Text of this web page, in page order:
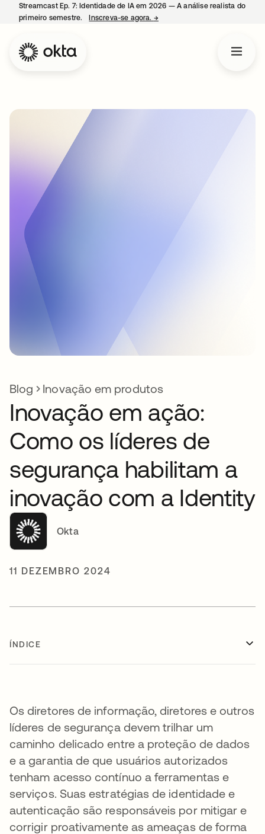
Streamcast Ep. 7: Identidade de IA em 2026 — A análise realista do
primeiro semestre.
Inscreva-se agora. →
Blog Inovação em produtos
Inovação em ação:
Como os líderes de
segurança habilitam a
inovação com a Identity
Okta
11 DEZEMBRO 2024
ÍNDICE
Os diretores de informação, diretores e outros
líderes de segurança devem trilhar um
caminho delicado entre a proteção de dados
e a garantia de que usuários autorizados
tenham acesso contínuo a ferramentas e
serviços. Suas estratégias de identidade e
autenticação são responsáveis por mitigar e
corrigir proativamente as ameaças de forma